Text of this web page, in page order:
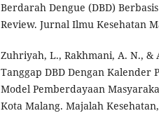
Berdarah Dengue (DBD)
Review. Jurnal Ilmu Kesehatan
Zuhriyah, L., Rakhmani, A. N., &
Tanggap DBD Dengan Kalender
Model Pemberdayaan
Kota Malang. Majalah